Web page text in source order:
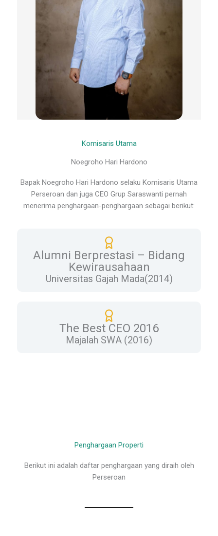
Komisaris Utama
Noegroho Hari Hardono
Bapak Noegroho Hari Hardono selaku Komisaris Utama
Perseroan dan juga CEO Grup Saraswanti pernah
menerima penghargaan-penghargaan sebagai berikut:
Alumni Berprestasi – Bidang
Kewirausahaan
Universitas Gajah Mada(2014)
The Best CEO 2016
Majalah SWA (2016)
Penghargaan Properti
Berikut ini adalah daftar penghargaan yang diraih oleh
Perseroan